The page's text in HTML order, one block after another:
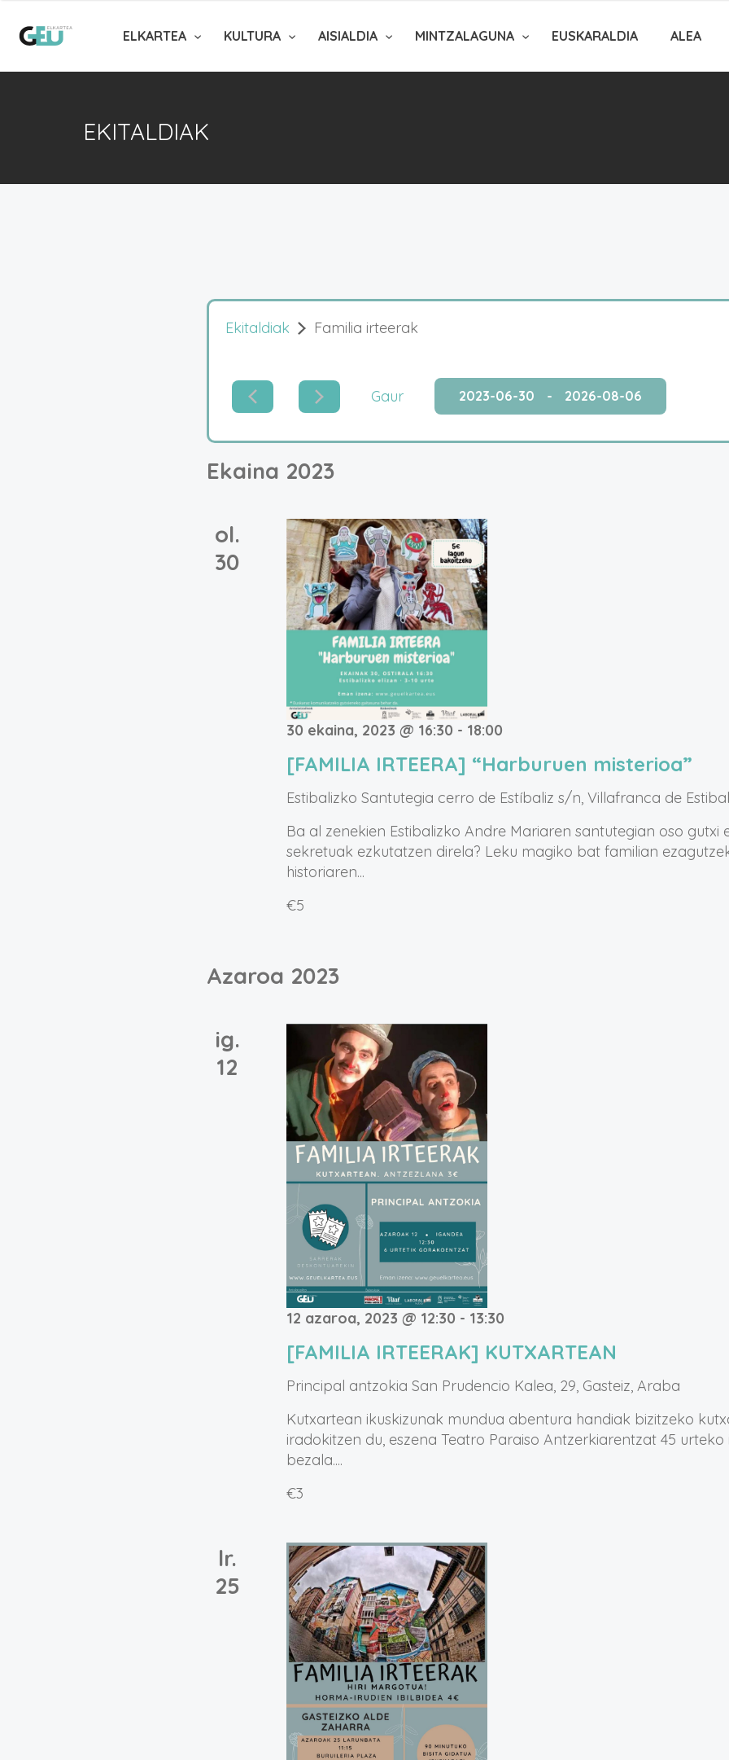
ELKARTEA KULTURA AISIALDIA MINTZALAGUNA EUSKARALDIA ALEA
EKITALDIAK
Ekitaldiak Familia irteerak
Gaur 2023-06-30 - 2026-08-06
data
Ekaina 2023
ol.
30
30 ekaina, 2023 @ 16:30 - 18:00
[FAMILIA IRTEERA] “Harburuen misterioa”
Estibalizko Santutegia cerro de Estíbaliz s/n, Villafranca de
Ba al zenekien Estibalizko Andre Mariaren santutegian oso gutxi
sekretuak ezkutatzen direla? Leku magiko bat familian
historiaren...
€5
Azaroa 2023
ig.
12
12 azaroa, 2023 @ 12:30 - 13:30
[FAMILIA IRTEERAK] KUTXARTEAN
Principal antzokiaSan Prudencio Kalea, 29, Gasteiz, Araba
Kutxartean ikuskizunak mundua abentura handiak bizitzeko
iradokitzen du, eszena Teatro Paraiso Antzerkiarentzat 45
bezala....
€3
lr.
25